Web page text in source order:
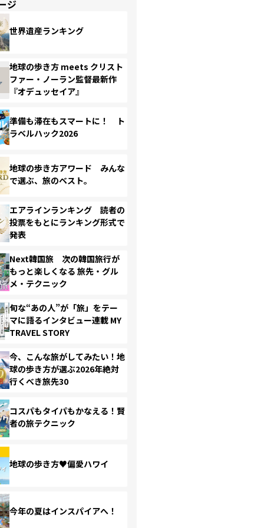
ジ
世界遺産ランキング
地球の歩き方 meets クリスト
ファー・ノーラン監督最新作
『オデュッセイア』
準備も滞在もスマートに！ ト
ラベルハック2026
地球の歩き方アワード みんな
で選ぶ、旅のベスト。
エアラインランキング 読者の
投票をもとにランキング形式で
発表
Next韓国旅 次の韓国旅行が
もっと楽しくなる 旅先・グル
メ・テクニック
旬な“あの人”が「旅」をテー
マに語るインタビュー連載 MY
TRAVEL STORY
今、こんな旅がしてみたい！地
球の歩き方が選ぶ2026年絶対
行くべき旅先30
コスパもタイパもかなえる！賢
者の旅テクニック
地球の歩き方♥偏愛ハワイ
今年の夏はインスパイアへ！